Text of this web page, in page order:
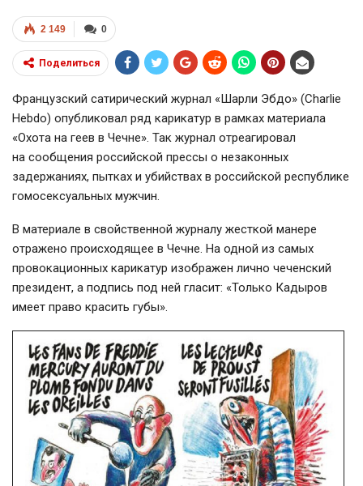
0
2 149
Поделиться
Французский сатирический журнал «Шарли Эбдо» (Charlie
Hebdo) опубликовал ряд карикатур в рамках материала
«Охота на геев в Чечне». Так журнал отреагировал
на сообщения российской прессы о незаконных
задержаниях, пытках и убийствах в российской республике
гомосексуальных мужчин.
В материале в свойственной журналу жесткой манере
отражено происходящее в Чечне. На одной из самых
провокационных карикатур изображен лично чеченский
президент, а подпись под ней гласит: «Только Кадыров
имеет право красить губы».